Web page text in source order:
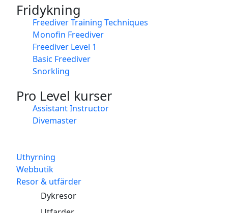
Fridykning
Freediver Training Techniques
Monofin Freediver
Freediver Level 1
Basic Freediver
Snorkling
Pro Level kurser
Assistant Instructor
Divemaster
Uthyrning
Webbutik
Resor & utfärder
Dykresor